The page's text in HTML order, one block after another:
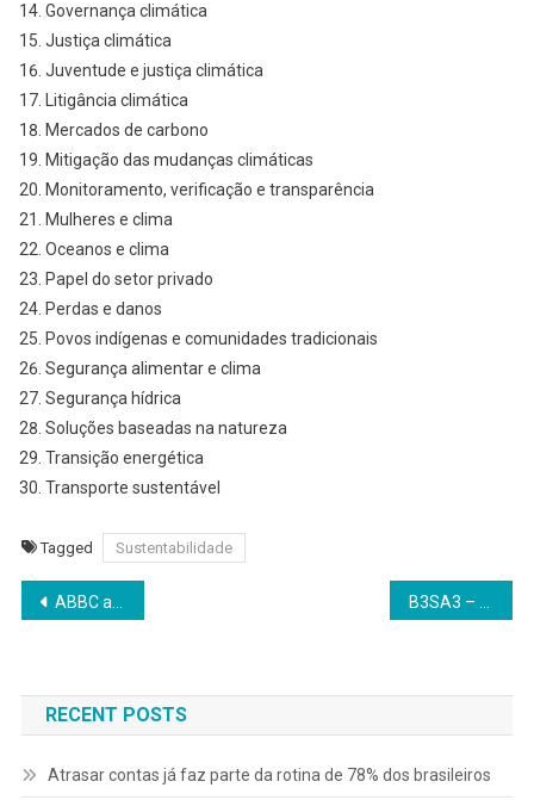
Governança climática
Justiça climática
Juventude e justiça climática
Litigância climática
Mercados de carbono
Mitigação das mudanças climáticas
Monitoramento, verificação e transparência
Mulheres e clima
Oceanos e clima
Papel do setor privado
Perdas e danos
Povos indígenas e comunidades tradicionais
Segurança alimentar e clima
Segurança hídrica
Soluções baseadas na natureza
Transição energética
Transporte sustentável
Tagged Sustentabilidade
Navegação
Post
ABBC alerta para golpes virtuais na Black Friday B3SA3 – B3 registra alta no lucro líquido por ação
RECENT POSTS
Atrasar contas já faz parte da rotina de 78% dos brasileiros